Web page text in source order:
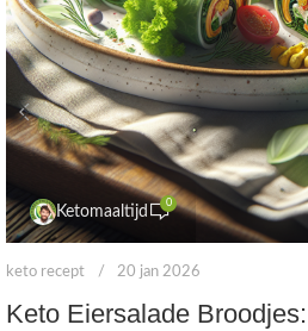
Ketomaaltijd
0
keto recept 20 jan 2026
Keto Eiersalade